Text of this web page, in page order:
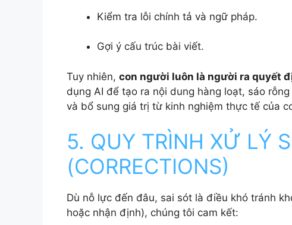
Kiểm tra lỗi chính tả và ngữ pháp.
Gợi ý cấu trúc bài viết.
Tuy nhiên, con người luôn là người ra quyết
dụng AI để tạo ra nội dung hàng loạt, sáo
và bổ sung giá trị từ kinh nghiệm thực tế của
5. QUY TRÌNH XỬ LÝ
(CORRECTIONS)
Dù nỗ lực đến đâu, sai sót là điều khó tránh
hoặc nhận định), chúng tôi cam kết: